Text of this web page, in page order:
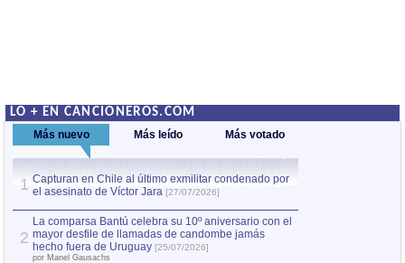
LO + EN CANCIONEROS.COM
Más nuevo Más leído Más votado
1 Capturan en Chile al último exmilitar condenado por
el asesinato de Víctor Jara [27/07/2026]
2
La comparsa Bantú celebra su 10º aniversario con el
mayor desfile de llamadas de candombe jamás
hecho fuera de Uruguay [25/07/2026]
por Manel Gausachs